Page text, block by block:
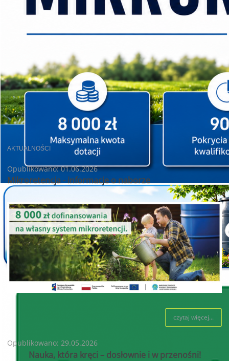
AKTUALNOŚCI
Opublikowano: 01.06.2026
Mikroretencja - informacje o naborze
czytaj więcej...
Opublikowano: 29.05.2026
Nauka, która kręci – dosłownie i w przenośni!